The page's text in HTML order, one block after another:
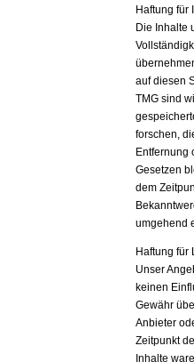
Haftung für
Die Inhalte
auf diesen
TMG sind
forschen,
Entfernung
Gesetzen
dem
umgehend
Haftung für
Unser
keinen
Gewähr
Anbieter
Zeitpunkt
Inhalte